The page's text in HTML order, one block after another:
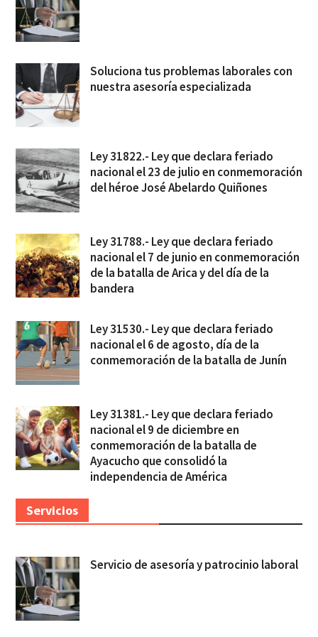
Soluciona tus problemas laborales con
nuestra asesoría especializada
Ley 31822.- Ley que declara feriado
nacional el 23 de julio en conmemoración
del héroe José Abelardo Quiñones
Ley 31788.- Ley que declara feriado
nacional el 7 de junio en conmemoración
de la batalla de Arica y del día de la
bandera
Ley 31530.- Ley que declara feriado
nacional el 6 de agosto, día de la
conmemoración de la batalla de Junín
Ley 31381.- Ley que declara feriado
nacional el 9 de diciembre en
conmemoración de la batalla de
Ayacucho que consolidó la
independencia de América
Servicios
Servicio de asesoría y patrocinio laboral